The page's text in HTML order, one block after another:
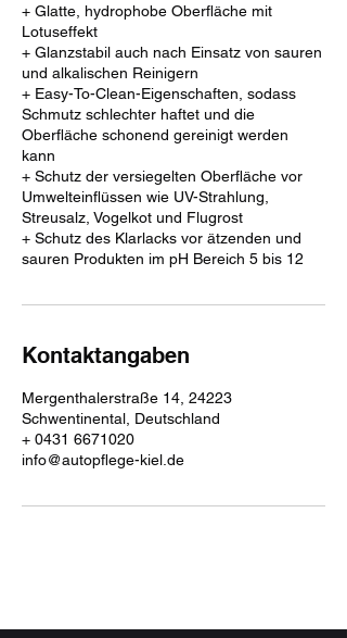
+ Glatte, hydrophobe Oberfläche mit
Lotuseffekt
+ Glanzstabil auch nach Einsatz von sauren
und alkalischen Reinigern
+ Easy-To-Clean-Eigenschaften, sodass
Schmutz schlechter haftet und die
Oberfläche schonend gereinigt werden
kann
+ Schutz der versiegelten Oberfläche vor
Umwelteinflüssen wie UV-Strahlung,
Streusalz, Vogelkot und Flugrost
+ Schutz des Klarlacks vor ätzenden und
sauren Produkten im pH Bereich 5 bis 12
Kontaktangaben
Mergenthalerstraße 14, 24223
Schwentinental, Deutschland
+ 0431 6671020
info@autopflege-kiel.de